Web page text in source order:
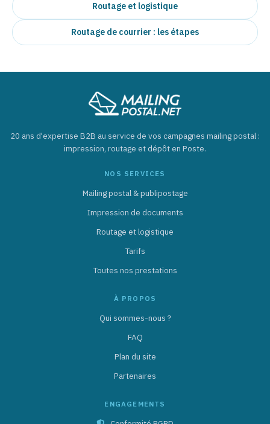
Routage et logistique
Routage de courrier : les étapes
20 ans d'expertise B2B au service de vos campagnes mailing postal :
impression, routage et dépôt en Poste.
NOS SERVICES
Mailing postal & publipostage
Impression de documents
Routage et logistique
Tarifs
Toutes nos prestations
À PROPOS
Qui sommes-nous ?
FAQ
Plan du site
Partenaires
ENGAGEMENTS